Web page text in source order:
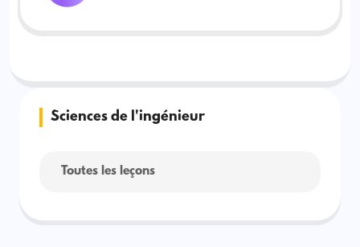
Sciences de l'ingénieur
Toutes les leçons